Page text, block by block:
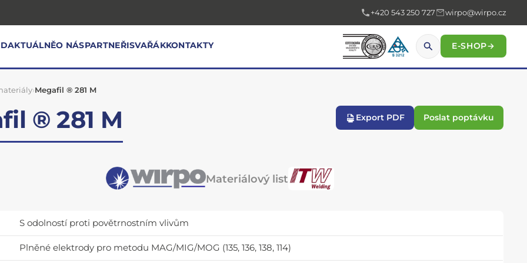
+420 543 250 727 wirpo@wirpo.cz
AKTUÁLNĚO NÁSPARTNEŘISVAŘÁKKONTAKTY E-SHOP→
›Megafil ® 281 M
® 281 M Export PDF Poslat poptávku
Materiálový list
S odolností proti povětrnostním vlivům
Plněné elektrody pro metodu MAG/MIG/MOG (135, 136, 138, 114)